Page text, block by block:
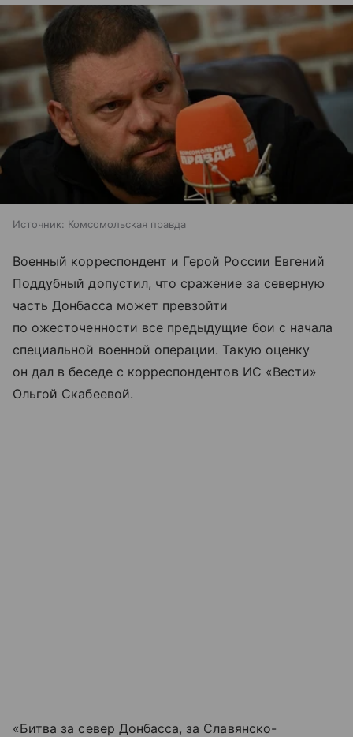
Источник: Комсомольская правда
Военный корреспондент и Герой России Евгений
Поддубный допустил, что сражение за северную
часть Донбасса может превзойти
по ожесточенности все предыдущие бои с начала
специальной военной операции. Такую оценку
он дал в беседе с корреспондентов ИС «Вести»
Ольгой Скабеевой.
«Битва за север Донбасса, за Славянско-